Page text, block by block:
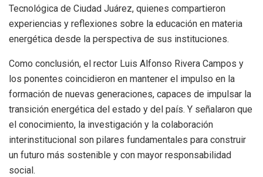
Tecnológica de Ciudad Juárez, quienes compartieron
experiencias y reflexiones sobre la educación en materia
energética desde la perspectiva de sus instituciones.
Como conclusión, el rector Luis Alfonso Rivera Campos y
los ponentes coincidieron en mantener el impulso en la
formación de nuevas generaciones, capaces de impulsar la
transición energética del estado y del país. Y señalaron que
el conocimiento, la investigación y la colaboración
interinstitucional son pilares fundamentales para construir
un futuro más sostenible y con mayor responsabilidad
social.